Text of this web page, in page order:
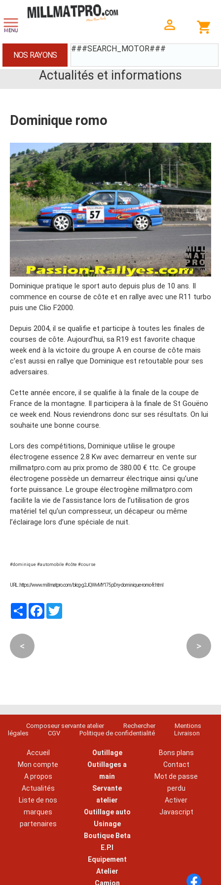
###SEARCH_MOTOR###
NOS RAYONS
Actualités et informations
Dominique romo
Dominique pratique le sport auto depuis plus de 10 ans. Il
commence en course de côte et en rallye avec une R11 turbo
puis une Clio F2000.
Depuis 2004, il se qualifie et participe à toutes les finales de
courses de côte. Aujourd’hui, sa R19 est favorite chaque
week end à la victoire du groupe A en course de côte mais
c’est aussi en rallye que Dominique est retoutable pour ses
adversaires.
Cette année encore, il se qualifie à la finale de la coupe de
France de la montagne. Il participera à la finale de St Gouëno
ce week end. Nous reviendrons donc sur ses résultats. On lui
souhaite une bonne course.
Lors des compétitions, Dominique utilise le groupe
électrogene essence 2.8 Kw avec demarreur en vente sur
millmatpro.com au prix promo de 380.00 € ttc. Ce groupe
électrogene possède un demarreur électrique ainsi qu’une
forte puissance. Le groupe électrogène millmatpro.com
facilite la vie de l’assistance lors de l’utilisation de gros
matériel tel qu’un compresseur, un décapeur ou même
l’éclairage lors d’une spéciale de nuit.
#dominique #automobile #côte #course
URL : https://www.millmatpro.com/blog-g2JQWvMY175pDry-dominique-romo-fr.html
PartagerFacebook
< >
Composeur servante atelier Rechercher
Mentions
légales
CGV Politique de confidentialité Livraison
Accueil
Mon compte
A propos
Actualités
Liste de nos
marques
partenaires
Outillage
Outillages a
main
Servante
atelier
Outillage auto
Usinage
Boutique Beta
E.P.I
Equipement
Atelier
Camion
Bons plans
Contact
Mot de passe
perdu
Activer
Javascript